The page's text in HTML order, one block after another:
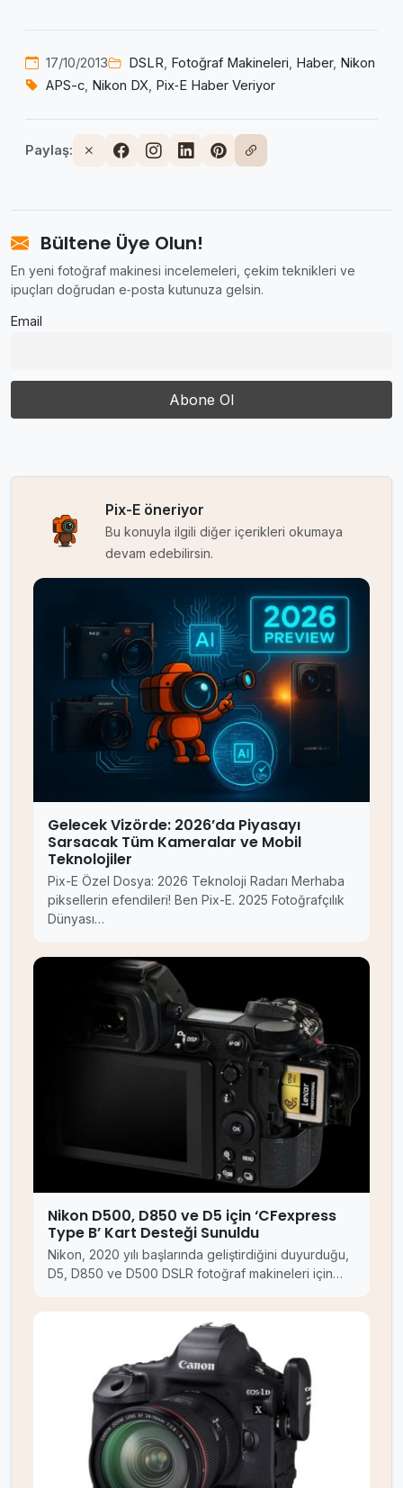
17/10/2013 DSLR, Fotoğraf Makineleri, Haber, Nikon
APS-c, Nikon DX, Pix‑E Haber Veriyor
Paylaş:
Bültene Üye Olun!
En yeni fotoğraf makinesi incelemeleri, çekim teknikleri ve
ipuçları doğrudan e‑posta kutunuza gelsin.
Email
Pix-E öneriyor
Bu konuyla ilgili diğer içerikleri okumaya
devam edebilirsin.
Gelecek Vizörde: 2026’da Piyasayı
Sarsacak Tüm Kameralar ve Mobil
Teknolojiler
Pix-E Özel Dosya: 2026 Teknoloji Radarı Merhaba
piksellerin efendileri! Ben Pix-E. 2025 Fotoğrafçılık
Dünyası…
Nikon D500, D850 ve D5 için ‘CFexpress
Type B’ Kart Desteği Sunuldu
Nikon, 2020 yılı başlarında geliştirdiğini duyurduğu,
D5, D850 ve D500 DSLR fotoğraf makineleri için…